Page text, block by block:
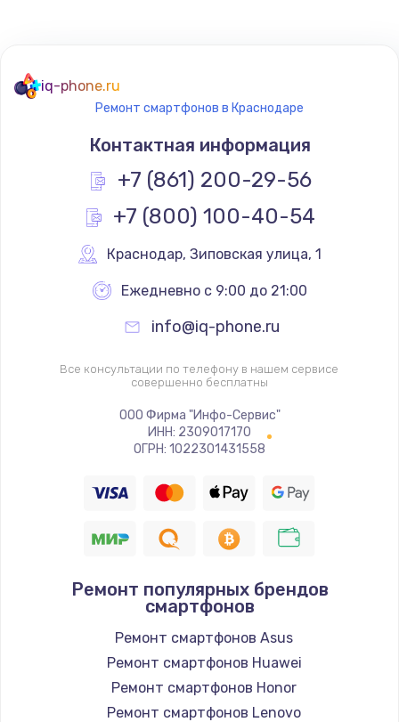
iq-phone.ru
Ремонт смартфонов в Краснодаре
Контактная информация
+7 (861) 200-29-56
+7 (800) 100-40-54
Краснодар, Зиповская улица, 1
Ежедневно с 9:00 до 21:00
info@iq-phone.ru
Все консультации по телефону в нашем сервисе
совершенно бесплатны
ООО Фирма "Инфо-Сервис"
ИНН: 2309017170
ОГРН: 1022301431558
Ремонт популярных брендов
смартфонов
Ремонт смартфонов Asus
Ремонт смартфонов Huawei
Ремонт смартфонов Honor
Ремонт смартфонов Lenovo